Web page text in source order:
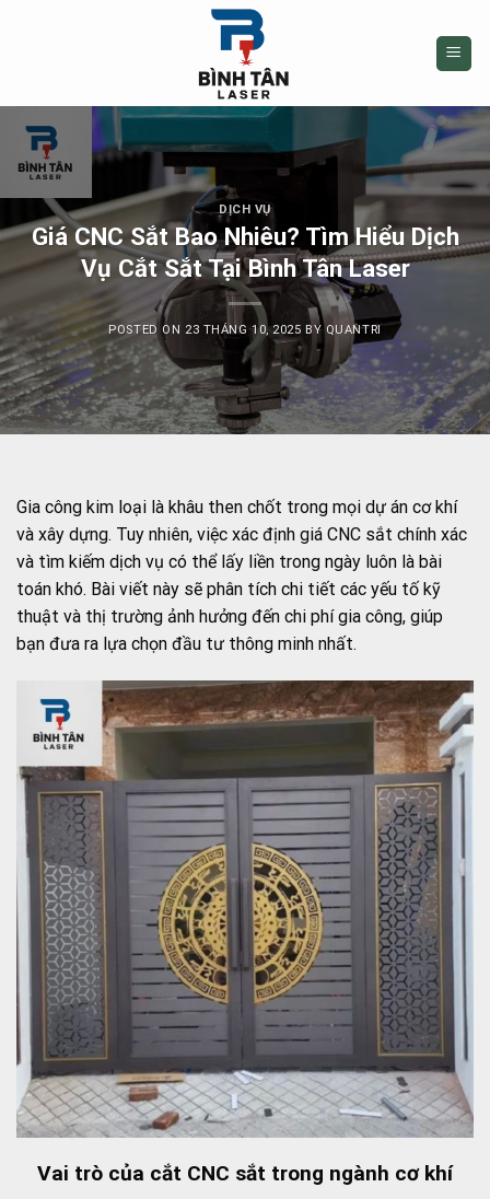
DỊCH VỤ
Giá CNC Sắt Bao Nhiêu? Tìm Hiểu Dịch
Vụ Cắt Sắt Tại Bình Tân Laser
POSTED ON 23 THÁNG 10, 2025 BY QUANTRI
Gia công kim loại là khâu then chốt trong mọi dự án cơ khí
và xây dựng. Tuy nhiên, việc xác định giá CNC sắt chính xác
và tìm kiếm dịch vụ có thể lấy liền trong ngày luôn là bài
toán khó. Bài viết này sẽ phân tích chi tiết các yếu tố kỹ
thuật và thị trường ảnh hưởng đến chi phí gia công, giúp
bạn đưa ra lựa chọn đầu tư thông minh nhất.
Vai trò của cắt CNC sắt trong ngành cơ khí